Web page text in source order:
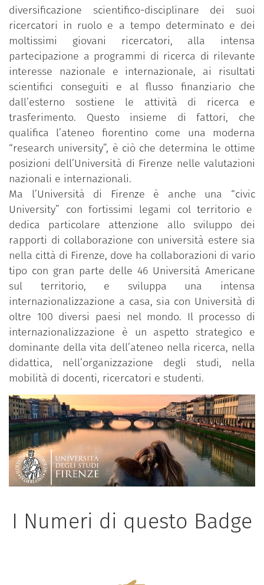
diversificazione scientifico-disciplinare dei suoi
ricercatori in ruolo e a tempo determinato e dei
moltissimi giovani ricercatori, alla intensa
partecipazione a programmi di ricerca di rilevante
interesse nazionale e internazionale, ai risultati
scientifici conseguiti e al flusso finanziario che
dall’esterno sostiene le attività di ricerca e
trasferimento. Questo insieme di fattori, che
qualifica l’ateneo fiorentino come una moderna
“research university”, è ciò che determina le ottime
posizioni dell’Università di Firenze nelle valutazioni
nazionali e internazionali.
Ma l’Università di Firenze è anche una “civic
University” con fortissimi legami col territorio e
dedica particolare attenzione allo sviluppo dei
rapporti di collaborazione con università estere sia
nella città di Firenze, dove ha collaborazioni di vario
tipo con gran parte delle 46 Università Americane
sul territorio, e sviluppa una intensa
internazionalizzazione a casa, sia con Università di
oltre 100 diversi paesi nel mondo. Il processo di
internazionalizzazione è un aspetto strategico e
dominante della vita dell’ateneo nella ricerca, nella
didattica, nell’organizzazione degli studi, nella
mobilità di docenti, ricercatori e studenti.
I Numeri di questo Badge